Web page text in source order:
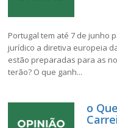
Portugal tem até 7 de junho
jurídico a diretiva europeia
estão preparadas para as
terão? O que ganh...
o